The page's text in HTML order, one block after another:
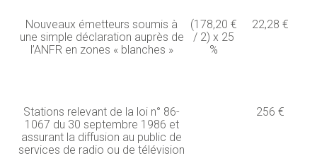
Nouveaux émetteurs soumis à
une simple déclaration auprès de
l’ANFR en zones « blanches »
(178,20 €
/ 2) x 25
%
22,28 €
Stations relevant de la loi n° 86-
1067 du 30 septembre 1986 et
assurant la diffusion au public de
services de radio ou de télévision
256 €